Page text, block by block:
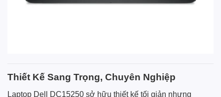
Thiết Kế Sang Trọng, Chuyên Nghiệp
Laptop Dell DC15250 sở hữu thiết kế tối giản nhưng